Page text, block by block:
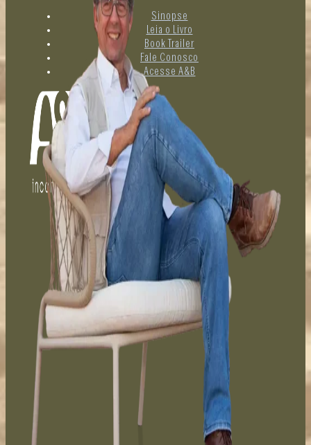
Sinopse
Leia o Livro
Book Trailer
Fale Conosco
Acesse A&B